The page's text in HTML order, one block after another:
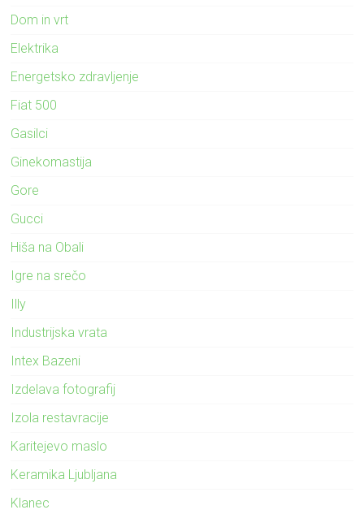
Dom in vrt
Elektrika
Energetsko zdravljenje
Fiat 500
Gasilci
Ginekomastija
Gore
Gucci
Hiša na Obali
Igre na srečo
Illy
Industrijska vrata
Intex Bazeni
Izdelava fotografij
Izola restavracije
Karitejevo maslo
Keramika Ljubljana
Klanec